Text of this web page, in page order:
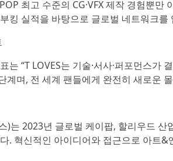
최고 수준의 CG·VFX 제작 경험뿐
킹 실적을 바탕으로 글로벌 네트워크를
는 “T LOVES는 기술·서사·퍼포먼스
계며, 전 세계 팬들에게 완전히 새로운
)는 2023년 글로벌 케이팝, 할리우드
. 혁신적인 아이디어와 접근으로 아트